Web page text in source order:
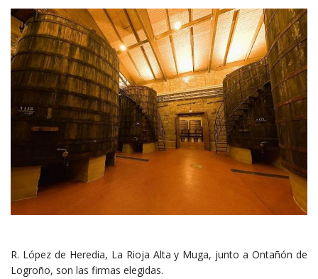
R. López de Heredia, La Rioja Alta y Muga, junto a Ontañón de
Logroño, son las firmas elegidas.